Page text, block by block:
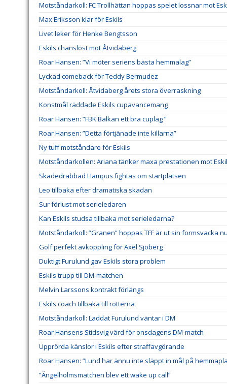
Motståndarkoll: FC Trollhättan hoppas spelet lossnar mot
Max Eriksson klar för Eskils
Livet leker för Henke Bengtsson
Eskils chanslöst mot Åtvidaberg
Roar Hansen: ”Vi möter seriens bästa hemmalag”
Lyckad comeback för Teddy Bermudez
Motståndarkoll: Åtvidaberg årets stora överraskning
Konstmål räddade Eskils cupavancemang
Roar Hansen: ”FBK Balkan ett bra cuplag ”
Roar Hansen: ”Detta förtjänade inte killarna”
Ny tuff motståndare för Eskils
Motståndarkollen: Ariana tänker maxa prestationen mot
Skadedrabbad Hampus fightas om startplatsen
Leo tillbaka efter dramatiska skadan
Sur förlust mot serieledaren
Kan Eskils studsa tillbaka mot serieledarna?
Motståndarkoll: ”Granen” hoppas TFF är ut sin formsvacka nu
Golf perfekt avkoppling för Axel Sjöberg
Duktigt Furulund gav Eskils stora problem
Eskils trupp till DM-matchen
Melvin Larssons kontrakt förlängs
Eskils coach tillbaka till rötterna
Motståndarkoll: Laddat Furulund väntar i DM
Roar Hansens Stidsvig värd för onsdagens DM-match
Upprörda känslor i Eskils efter straffavgörande
Roar Hansen: ”Lund har ännu inte släppt in mål på
”Ängelholmsmatchen blev ett wake up call”